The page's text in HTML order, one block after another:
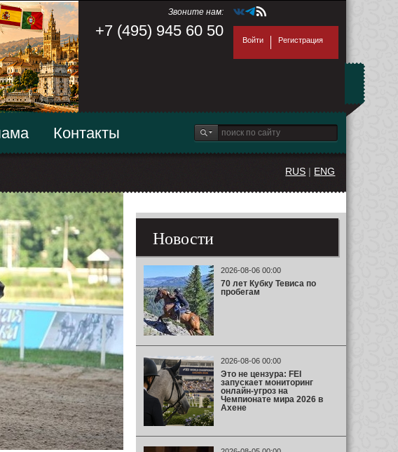
Звоните нам:
+7 (495) 945 60 50
Войти Регистрация
Контакты
RUS | ENG
Новости
2026-08-06 00:00
70 лет Кубку Тевиса по
пробегам
2026-08-06 00:00
Это не цензура: FEI
запускает мониторинг
онлайн-угроз на
Чемпионате мира 2026 в
Ахене